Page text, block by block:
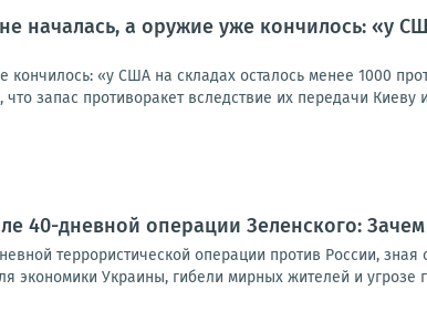
началась, а оружие уже кончилось: «у
«у США на складах осталось менее 1000
запас противоракет вследствие их передачи
40-дневной операции Зеленского:
террористической операции против России,
экономики Украины, гибели мирных жителей и угрозе